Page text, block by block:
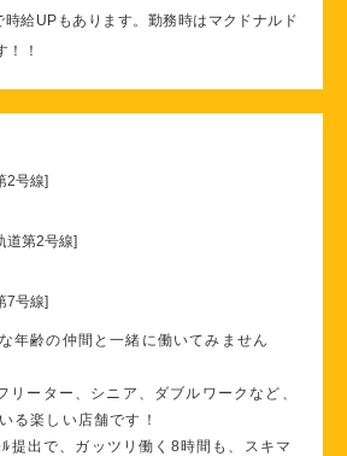
時給UPもあります。勤務時はマクドナルド
！！
2号線]
道第2号線]
7号線]
年齢の仲間と一緒に働いてみません
リーター、シニア、ダブルワークなど、
る楽しい店舗です！
提出で、ガッツリ働く8時間も、スキマ